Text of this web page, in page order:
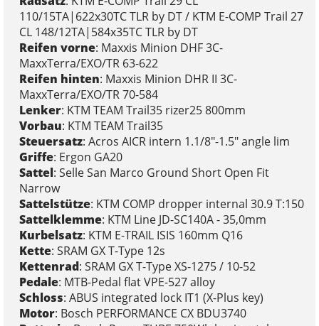
110/15TA|622x30TC TLR by DT / KTM E-COMP Trail 27
CL 148/12TA|584x35TC TLR by DT
Reifen vorne: Maxxis Minion DHF 3C-
MaxxTerra/EXO/TR 63-622
Reifen hinten: Maxxis Minion DHR II 3C-
MaxxTerra/EXO/TR 70-584
Lenker: KTM TEAM Trail35 rizer25 800mm
Vorbau: KTM TEAM Trail35
Steuersatz: Acros AICR intern 1.1/8"-1.5" angle lim
Griffe: Ergon GA20
Sattel: Selle San Marco Ground Short Open Fit
Narrow
Sattelstütze: KTM COMP dropper internal 30.9 T:150
Sattelklemme: KTM Line JD-SC140A - 35,0mm
Kurbelsatz: KTM E-TRAIL ISIS 160mm Q16
Kette: SRAM GX T-Type 12s
Kettenrad: SRAM GX T-Type XS-1275 / 10-52
Pedale: MTB-Pedal flat VPE-527 alloy
Schloss: ABUS integrated lock IT1 (X-Plus key)
Motor: Bosch PERFORMANCE CX BDU3740